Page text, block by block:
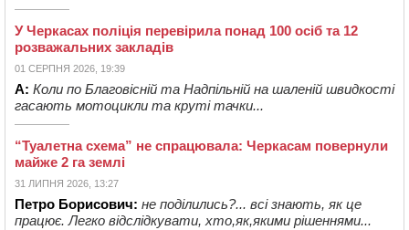
У Черкасах поліція перевірила понад 100 осіб та 12
розважальних закладів
01 СЕРПНЯ 2026, 19:39
А: Коли по Благовісній та Надпільній на шаленій швидкості
гасають мотоцикли та круті тачки...
“Туалетна схема” не спрацювала: Черкасам повернули
майже 2 га землі
31 ЛИПНЯ 2026, 13:27
Петро Борисович: не поділились?... всі знають, як це
працює. Легко відслідкувати, хто,як,якими рішеннями...